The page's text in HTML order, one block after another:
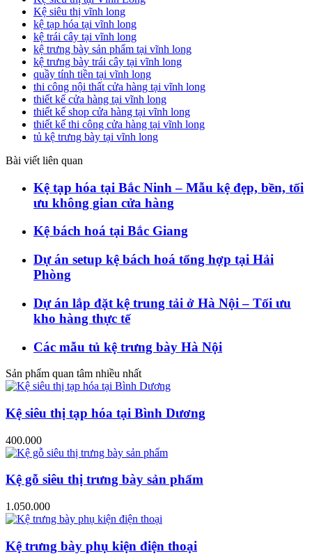
Kệ siêu thị vĩnh long
kệ tạp hóa tại vĩnh long
kệ trái cây tại vĩnh long
kệ trưng bày sản phẩm tại vĩnh long
kệ trưng bày trái cây tại vĩnh long
quầy tính tiền tại vĩnh long
thi công nội thất cửa hàng tại vĩnh long
thiết kế cửa hàng tại vĩnh long
thiết kế shop cửa hàng tại vĩnh long
thiết kế thi công cửa hàng tại vĩnh long
tủ kệ trưng bày tại vĩnh long
Bài viết liên quan
Kệ tạp hóa tại Bắc Ninh – Mẫu kệ đẹp, bền, tối
ưu không gian cửa hàng
Kệ bách hoá tại Bắc Giang
Dự án setup kệ bách hoá tổng hợp tại Hải
Phòng
Dự án lắp đặt kệ trung tải ở Hà Nội – Tối ưu
kho hàng thực tế
Các mẫu tủ kệ trưng bày Hà Nội
Sản phẩm quan tâm nhiều nhất
Kệ siêu thị tạp hóa tại Bình Dương
400.000
Kệ gỗ siêu thị trưng bày sản phẩm
1.050.000
Kệ trưng bày phụ kiện điện thoại